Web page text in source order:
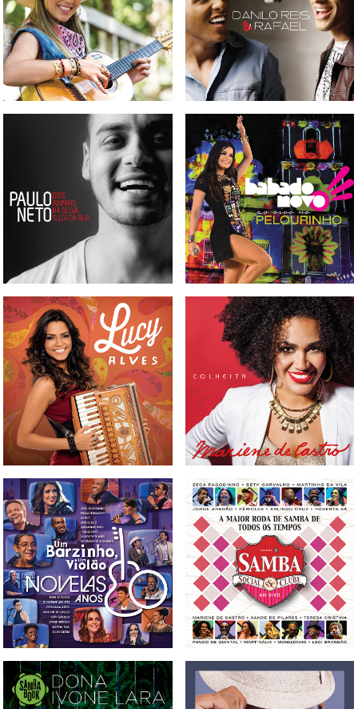
CD BRUNA VIOLA - SEM
FRONTEIRAS
CD DANILO REIS & RAFAEL
CD PAULO NETO - DOIS
ANIMAIS NA SELVA SUJA DA
RUA
CD E DVD BABADO NOVO -
AO VIVO NO PELOURINHO
CD LUCY ALVES
CD MARIENE DE CASTRO -
COLHEITA
CD, DVD E BLU-RAY UM
BARZINHO, UM VIOLÃO -
NOVELAS ANOS 80 VOL. 1
CD E DVD SAMBA SOCIAL
CLUBE VOL. 5